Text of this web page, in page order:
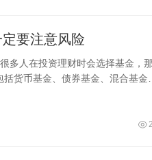
基金 选择时一定要注意风险
货币基金、债券基金、混合基金、